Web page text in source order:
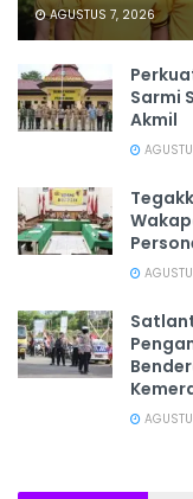
AGUSTUS 7, 2026
Sarmi
Akmil